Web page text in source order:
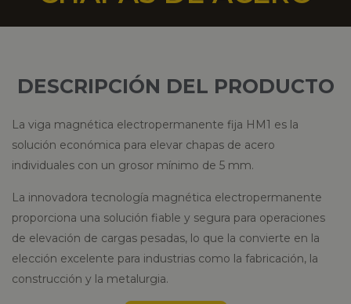
DESCRIPCIÓN DEL PRODUCTO
La viga magnética electropermanente fija HM1 es la
solución económica para elevar chapas de acero
individuales con un grosor mínimo de 5 mm.
La innovadora tecnología magnética electropermanente
proporciona una solución fiable y segura para operaciones
de elevación de cargas pesadas, lo que la convierte en la
elección excelente para industrias como la fabricación, la
construcción y la metalurgia.